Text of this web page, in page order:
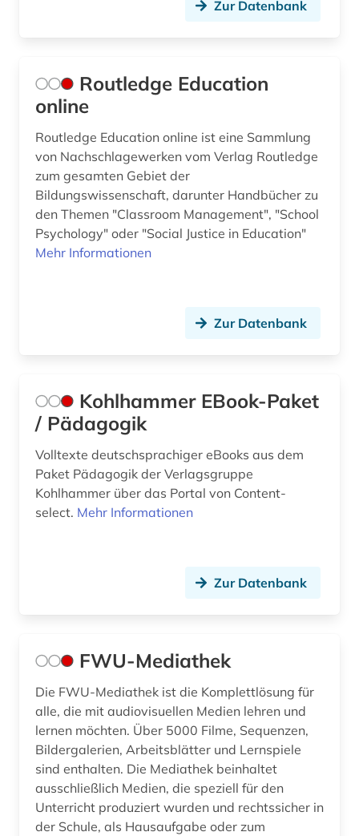
Zur Datenbank
Routledge Education
online
Routledge Education online ist eine Sammlung
von Nachschlagewerken vom Verlag Routledge
zum gesamten Gebiet der
Bildungswissenschaft, darunter Handbücher zu
den Themen "Classroom Management", "School
Psychology" oder "Social Justice in Education"
Mehr Informationen
Zur Datenbank
Kohlhammer EBook-Paket
/ Pädagogik
Volltexte deutschsprachiger eBooks aus dem
Paket Pädagogik der Verlagsgruppe
Kohlhammer über das Portal von Content-
select. Mehr Informationen
Zur Datenbank
FWU-Mediathek
Die FWU-Mediathek ist die Komplettlösung für
alle, die mit audiovisuellen Medien lehren und
lernen möchten. Über 5000 Filme, Sequenzen,
Bildergalerien, Arbeitsblätter und Lernspiele
sind enthalten. Die Mediathek beinhaltet
ausschließlich Medien, die speziell für den
Unterricht produziert wurden und rechtssicher in
der Schule, als Hausaufgabe oder zum